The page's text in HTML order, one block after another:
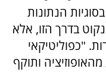
הנתונות
בדרך הזו, אלא
"כפוליטיקאי
ותוקף